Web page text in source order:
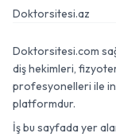
Doktorsitesi.az
Doktorsitesi.com
diş hekimleri,
profesyonelleri ile
platformdur.
İş bu sayfada yer